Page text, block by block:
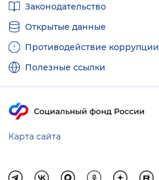
ссылкиЗаконодательство
Открытые данные
Противодействие коррупции
Полезные ссылки
Карта сайта